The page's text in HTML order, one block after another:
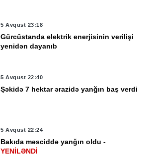
5 Avqust 23:18
Gürcüstanda elektrik enerjisinin verilişi
yenidən dayanıb
5 Avqust 22:40
Şəkidə 7 hektar ərazidə yanğın baş verdi
5 Avqust 22:24
Bakıda məsciddə yanğın oldu -
YENİLƏNDİ